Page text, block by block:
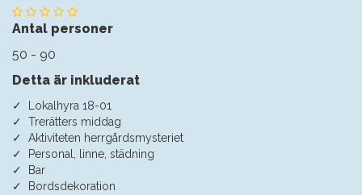
Antal personer
50 - 90
Detta är inkluderat
Lokalhyra 18-01
Trerätters middag
Aktiviteten herrgårdsmysteriet
Personal, linne, städning
Bar
Bordsdekoration